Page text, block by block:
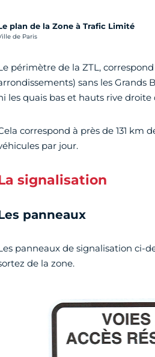
plan de la Zone à Trafic Limité
photo :
de Paris
périmètre de la ZTL,
sans les Grands
les quais bas et hauts rive droite
correspond à près de 131 km
par jour.
signalisation
panneaux
panneaux de signalisation ci-
de la zone.